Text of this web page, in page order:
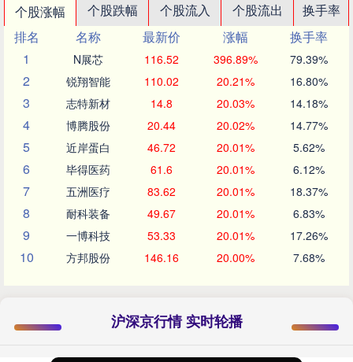
个股涨幅 个股跌幅 个股流入 个股流出
换手率
排名
名称 最新价 涨幅
换手率
1
N展芯 116.52 396.89% 79.39%
2 锐翔智能 110.02 20.21% 16.80%
3 志特新材 14.8 20.03% 14.18%
4 博腾股份 20.44 20.02% 14.77%
5 近岸蛋白 46.72 20.01% 5.62%
6 毕得医药 61.6 20.01% 6.12%
7 五洲医疗 83.62 20.01% 18.37%
8 耐科装备 49.67 20.01% 6.83%
9 一博科技 53.33 20.01% 17.26%
10 方邦股份 146.16 20.00% 7.68%
沪深京行情 实时轮播